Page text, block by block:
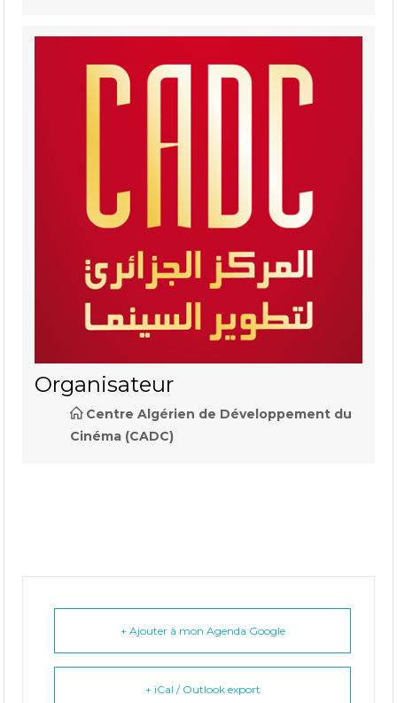
Organisateur
Centre Algérien de Développement du
Cinéma (CADC)
+ Ajouter à mon Agenda Google
+ iCal / Outlook export